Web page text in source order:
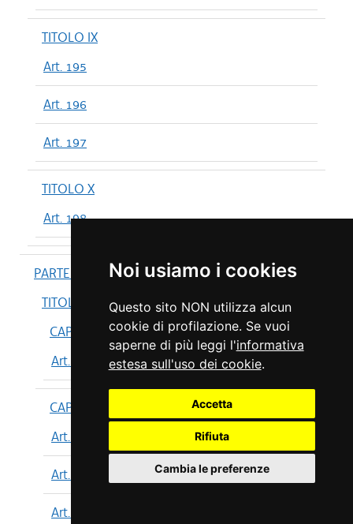
Noi usiamo i cookies
Questo sito NON utilizza alcun
cookie di profilazione. Se vuoi
saperne di più leggi l'informativa
estesa sull'uso dei cookie.
Accetta
Rifiuta
Cambia le preferenze
TITOLO IX
Art. 195
Art. 196
Art. 197
TITOLO X
Art. 198
PARTE IV
TITOLO I
CAPO I
Art. 199
CAPO II
Art. 200
Art. 201
Art. 202